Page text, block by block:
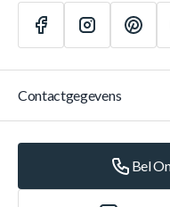
Contactgegevens
Bel